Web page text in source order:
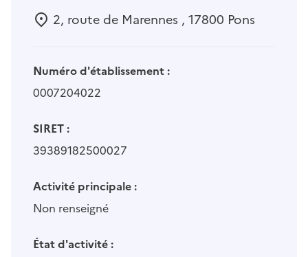
2, route de Marennes , 17800 Pons
Numéro d'établissement :
0007204022
SIRET :
39389182500027
Activité principale :
Non renseigné
État d'activité :